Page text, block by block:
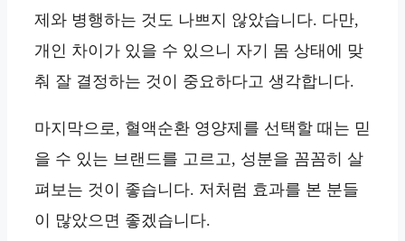
제와 병행하는 것도 나쁘지 않았습니다. 다만,
개인 차이가 있을 수 있으니 자기 몸 상태에 맞
춰 잘 결정하는 것이 중요하다고 생각합니다.
마지막으로, 혈액순환 영양제를 선택할 때는 믿
을 수 있는 브랜드를 고르고, 성분을 꼼꼼히 살
펴보는 것이 좋습니다. 저처럼 효과를 본 분들
이 많았으면 좋겠습니다.